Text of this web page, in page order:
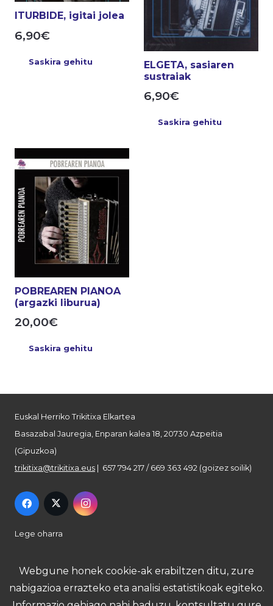
ITURBIDE, igitai jolea
6,90€
Saskira gehitu
ELGETA, sasiaren
sustraiak
6,90€
Saskira gehitu
POBREAREN PIANOA
(argazki liburua)
20,00€
Saskira gehitu
Euskal Herriko Trikitixa Elkartea
Basazabal Jauregia, Enparan kalea 18, 20730 Azpeitia
(Gipuzkoa)
trikitixa@trikitixa.eus | 657 794 217 / 669 363 492 (goizez soilik)
Lege oharra
Pribatutasun politika
Webgune honek cookie-ak erabiltzen ditu, zure
nabigazioa errazteko eta analisi estatistikoak egiteko.